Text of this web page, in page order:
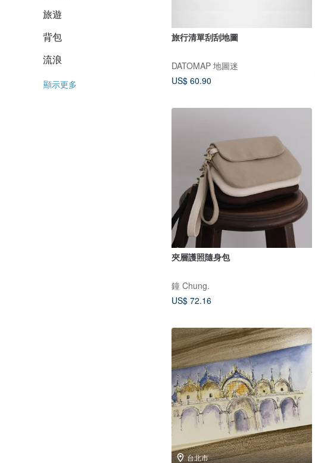
旅遊
背包
流浪
顯示更多
旅行清單刮刮地圖
DATOMAP 地圖迷
US$ 60.90
夾層護照隨身包
鐘 Chung.
US$ 72.16
台北市